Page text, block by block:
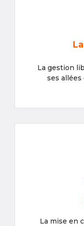
La gestion
ses
La mise en